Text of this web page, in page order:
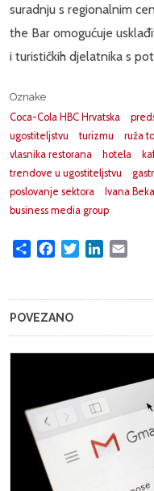
suradnju s regionalnim
the Bar omogućuje
i turističkih djelatnika s
Oznake
Coca-Cola HBC Hrvatska
ugostiteljstvu
turizmu ruža
vlasnika restorana
hotela
trendove u ugostiteljstvu
poslovanje sektora
Ivana
business media group
Share FacebookTwitterLinkedIn
POVEZANO